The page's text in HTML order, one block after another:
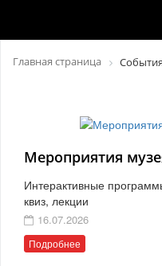
Главная страница События
Мероприятия
Интерактивные
квиз, лекции
16.07.2026
Подробнее